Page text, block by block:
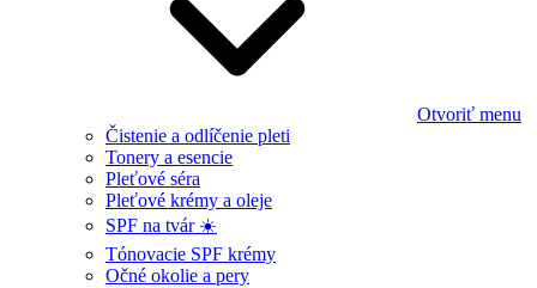
Otvoriť menu
Čistenie a odlíčenie pleti
Tonery a esencie
Pleťové séra
Pleťové krémy a oleje
SPF na tvár ☀️
Tónovacie SPF krémy
Očné okolie a pery